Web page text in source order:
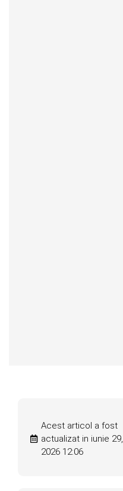
Acest articol a fost
actualizat in iunie 29,
2026 12:06